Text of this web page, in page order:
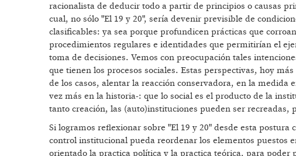
racionalista de deducir todo a partir de principios o causas
cual, no sólo "El 19 y 20", sería devenir previsible de
clasificables: ya sea porque profundicen prácticas que
procedimientos regulares e identidades que permitirían el
toma de decisiones. Vemos con preocupación tales
que tienen los procesos sociales. Estas perspectivas, hoy
de los casos, alentar la reacción conservadora, en la medida
vez más en la historia-: que lo social es el producto de la
tanto creación, las (auto)instituciones pueden ser
Si logramos reflexionar sobre "El 19 y 20" desde esta
control institucional pueda reordenar los elementos puestos
orientado la practica política y la practica teórica, para poder